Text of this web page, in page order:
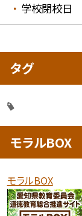
学校閉校日
タグ
モラルBOX
モラルBOX